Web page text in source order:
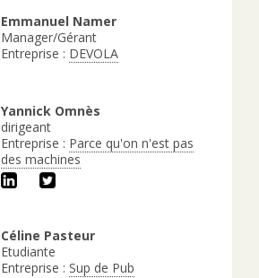
Emmanuel Namer
Manager/Gérant
Entreprise : DEVOLA
Yannick Omnès
dirigeant
Entreprise : Parce qu'on n'est pas
des machines
Céline Pasteur
Etudiante
Entreprise : Sup de Pub